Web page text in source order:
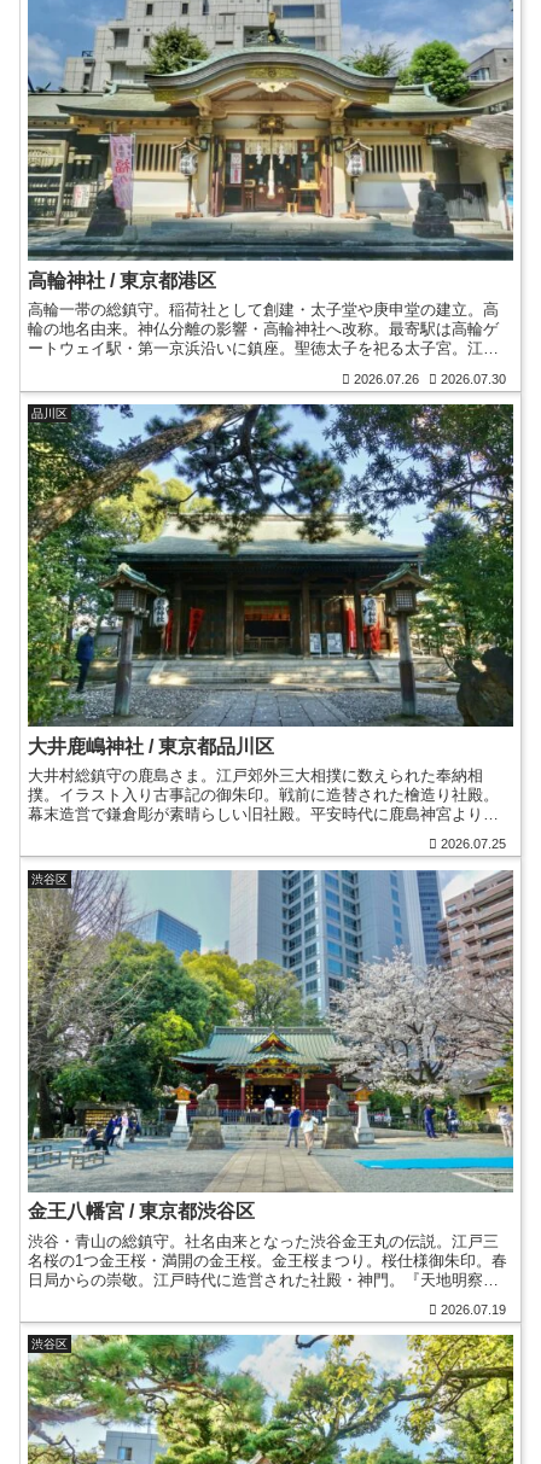
高輪神社 / 東京都港区
高輪一帯の総鎮守。稲荷社として創建・太子堂や庚申堂の建立。高
輪の地名由来。神仏分離の影響・高輪神社へ改称。最寄駅は高輪ゲ
ートウェイ駅・第一京浜沿いに鎮座。聖徳太子を祀る太子宮。江戸
2026.07.26 2026.07.30
品川区
大井鹿嶋神社 / 東京都品川区
大井村総鎮守の鹿島さま。江戸郊外三大相撲に数えられた奉納相
撲。イラスト入り古事記の御朱印。戦前に造替された檜造り社殿。
幕末造営で鎌倉彫が素晴らしい旧社殿。平安時代に鹿島神宮より勧
2026.07.25
渋谷区
金王八幡宮 / 東京都渋谷区
渋谷・青山の総鎮守。社名由来となった渋谷金王丸の伝説。江戸三
名桜の1つ金王桜・満開の金王桜。金王桜まつり。桜仕様御朱印。春
日局からの崇敬。江戸時代に造営された社殿・神門。『天地明察』
2026.07.19
渋谷区